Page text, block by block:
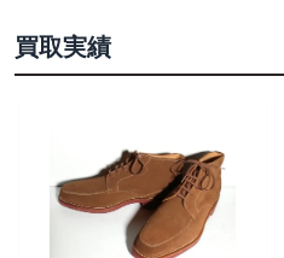
買取実績